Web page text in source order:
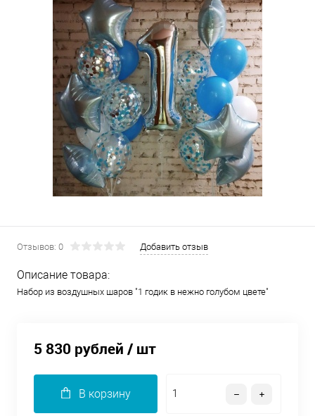
Отзывов: 0 Добавить отзыв
Описание товара:
Набор из воздушных шаров "1 годик в нежно голубом цвете"
5 830 рублей / шт
В корзину